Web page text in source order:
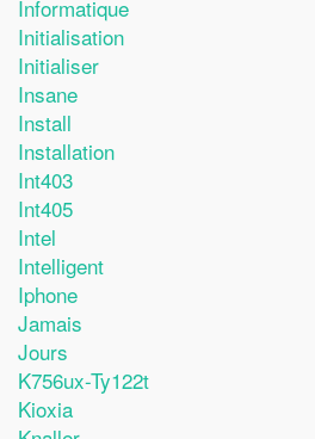
Informatique
Initialisation
Initialiser
Insane
Install
Installation
Int403
Int405
Intel
Intelligent
Iphone
Jamais
Jours
K756ux-Ty122t
Kioxia